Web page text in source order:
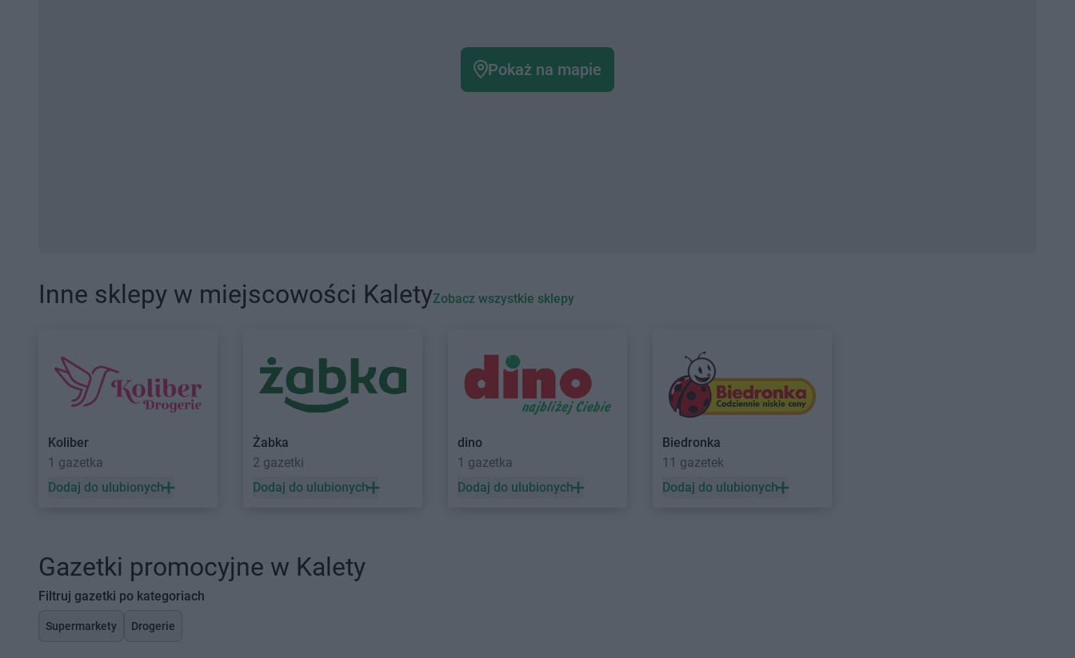
Pokaż na mapie
Inne sklepy w miejscowości KaletyZobacz wszystkie sklepy
Koliber
1 gazetka
Dodaj do ulubionych
Żabka
2 gazetki
Dodaj do ulubionych
dino
1 gazetka
Dodaj do ulubionych
Biedronka
11 gazetek
Dodaj do ulubionych
Gazetki promocyjne w Kalety
Filtruj gazetki po kategoriach
Supermarkety Drogerie